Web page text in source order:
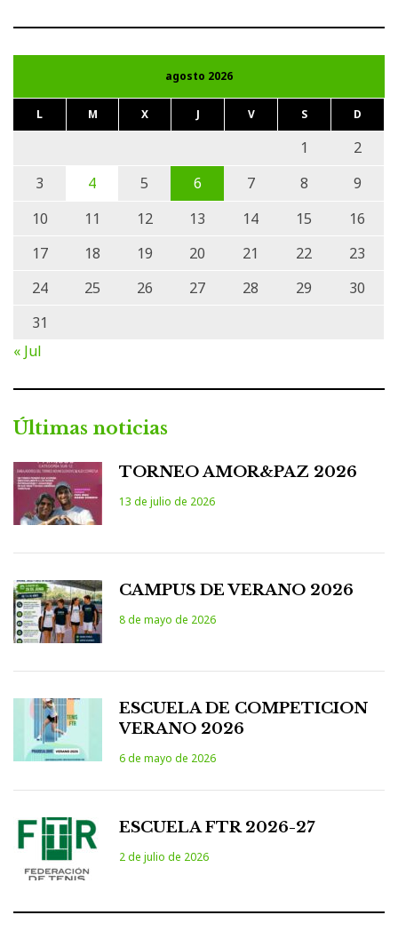
agosto 2026
L M X J V S D
1
2
3
4 5 6 7 8
9
10
11 12 13 14 15
16
17
18 19 20 21 22
23
24
25 26 27 28 29
30
31
« Jul
Últimas noticias
TORNEO AMOR&PAZ 2026
13 de julio de 2026
CAMPUS DE VERANO 2026
8 de mayo de 2026
ESCUELA DE COMPETICION
VERANO 2026
6 de mayo de 2026
ESCUELA FTR 2026-27
2 de julio de 2026